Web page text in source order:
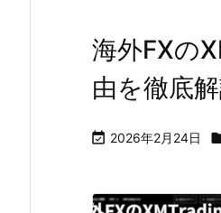
海外FXの
由を徹底
 2026年2月24日